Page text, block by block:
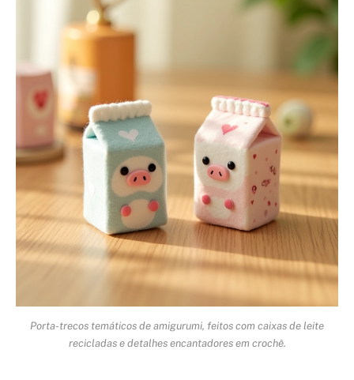
Porta-trecos temáticos de amigurumi, feitos com caixas de leite
recicladas e detalhes encantadores em crochê.